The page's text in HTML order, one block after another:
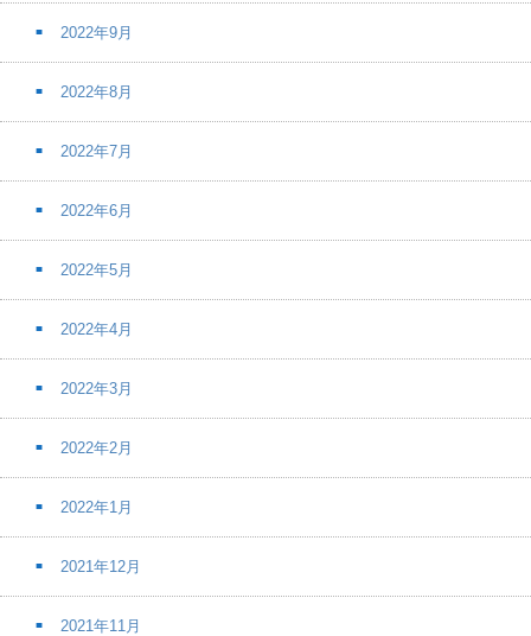
2022年9月
2022年8月
2022年7月
2022年6月
2022年5月
2022年4月
2022年3月
2022年2月
2022年1月
2021年12月
2021年11月